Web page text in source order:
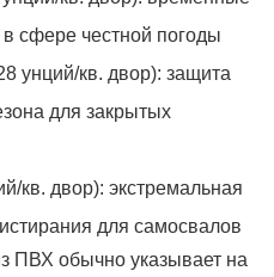
сфере честной погоды
унций/кв. двор): защита
для закрытых
кв. двор): экстремальная
для самосвалов
ПВХ обычно указывает на